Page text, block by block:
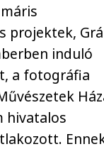
projektek,
induló
a fotográfia
hivatalos